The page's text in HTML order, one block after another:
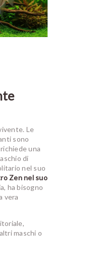
Le
sono
una
di
nel suo
Zen nel suo
ha bisogno
vera
maschi o